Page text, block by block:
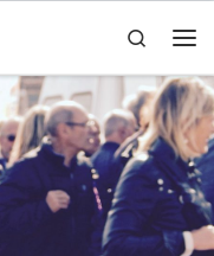
Search